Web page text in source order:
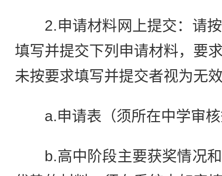
2.申请材料网上提交：请按
填写并提交下列申请材料，要
未按要求填写并提交者视为无
a.‍申请表（须所在中学审核
b.高中阶段主要获奖情况和